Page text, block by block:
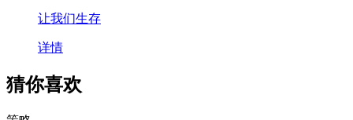
让我们生存
详情
猜你喜欢